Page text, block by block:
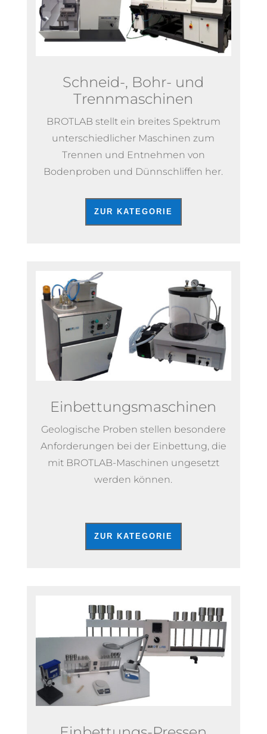
Schneid-, Bohr- und
Trennmaschinen
BROTLAB stellt ein breites Spektrum
unterschiedlicher Maschinen zum
Trennen und Entnehmen von
Bodenproben und Dünnschliffen her.
ZUR KATEGORIE
Einbettungsmaschinen
Geologische Proben stellen besondere
Anforderungen bei der Einbettung, die
mit BROTLAB-Maschinen ungesetzt
werden können.
ZUR KATEGORIE